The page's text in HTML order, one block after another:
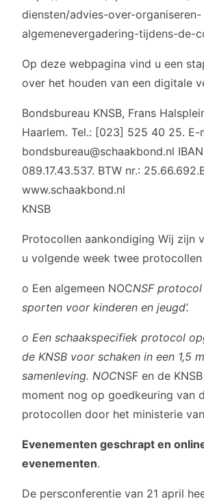
diensten/advies-over-organiseren-
algemenevergadering-tijdens-de-
Op deze webpagina vind u een
over het houden van een digitale
Bondsbureau KNSB, Frans
Haarlem. Tel.: [023] 525 40 25. E-
bondsbureau@schaakbond.nl
089.17.43.537. BTW nr.:
www.schaakbond.nl
KNSB
Protocollen aankondiging Wij zijn
u volgende week twee
o Een algemeen NOCNSF
sporten voor kinderen en jeugd’.
o Een schaakspecifiek protocol
de KNSB voor schaken in een 1,5
samenleving. NOCNSF en de
moment nog op goedkeuring van
protocollen door het ministerie
Evenementen geschrapt en
evenementen.
De persconferentie van 21 april